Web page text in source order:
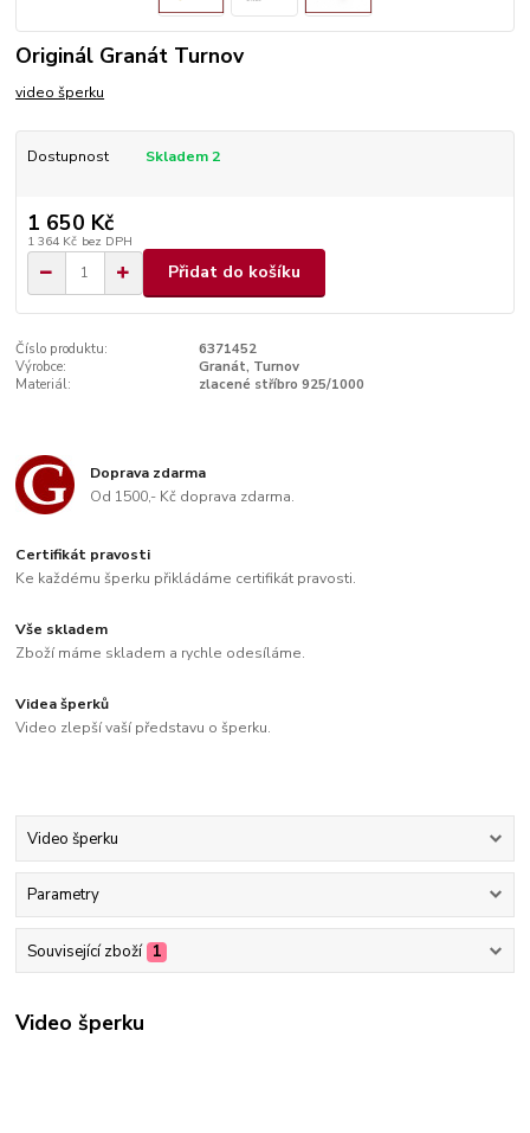
Originál Granát Turnov
video šperku
Dostupnost Skladem 2
1 650 Kč
1 364 Kč bez DPH
Přidat do košíku
Číslo produktu:
6371452
Výrobce:
Granát, Turnov
Materiál:
zlacené stříbro 925/1000
Doprava zdarma
Od 1500,- Kč doprava zdarma.
Certifikát pravosti
Ke každému šperku přikládáme certifikát pravosti.
Vše skladem
Zboží máme skladem a rychle odesíláme.
Videa šperků
Video zlepší vaší představu o šperku.
Video šperku
Parametry
Související zboží 1
Video šperku